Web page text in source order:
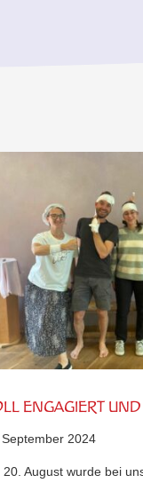
ENGAGIERT
September 2024
20. August wurde bei